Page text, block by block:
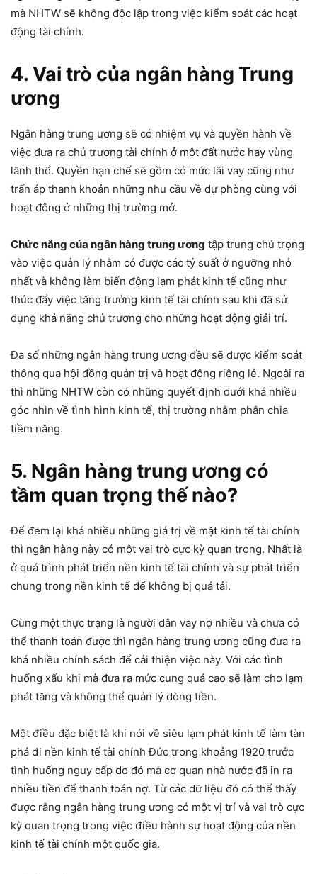
mà NHTW sẽ không độc lập trong việc kiểm soát các hoạt
động tài chính.
4. Vai trò của ngân hàng Trung
ương
Ngân hàng trung ương sẽ có nhiệm vụ và quyền hành về
việc đưa ra chủ trương tài chính ở một đất nước hay vùng
lãnh thổ. Quyền hạn chế sẽ gồm có mức lãi vay cũng như
trấn áp thanh khoản những nhu cầu về dự phòng cùng với
hoạt động ở những thị trường mở.
Chức năng của ngân hàng trung ương tập trung chú trọng
vào việc quản lý nhằm có được các tỷ suất ở ngưỡng nhỏ
nhất và không làm biến động lạm phát kinh tế cũng như
thúc đẩy việc tăng trưởng kinh tế tài chính sau khi đã sử
dụng khả năng chủ trương cho những hoạt động giải trí.
Đa số những ngân hàng trung ương đều sẽ được kiểm soát
thông qua hội đồng quản trị và hoạt động riêng lẻ. Ngoài ra
thì những NHTW còn có những quyết định dưới khá nhiều
góc nhìn về tình hình kinh tế, thị trường nhằm phân chia
tiềm năng.
5. Ngân hàng trung ương có
tầm quan trọng thế nào?
Để đem lại khá nhiều những giá trị về mặt kinh tế tài chính
thì ngân hàng này có một vai trò cực kỳ quan trọng. Nhất là
ở quá trình phát triển nền kinh tế tài chính và sự phát triển
chung trong nền kinh tế để không bị quá tải.
Cùng một thực trạng là người dân vay nợ nhiều và chưa có
thể thanh toán được thì ngân hàng trung ương cũng đưa ra
khá nhiều chính sách để cải thiện việc này. Với các tình
huống xấu khi mà đưa ra mức cung quá cao sẽ làm cho lạm
phát tăng và không thể quản lý dòng tiền.
Một điều đặc biệt là khi nói về siêu lạm phát kinh tế làm tàn
phá đi nền kinh tế tài chính Đức trong khoảng 1920 trước
tình huống nguy cấp do đó mà cơ quan nhà nước đã in ra
nhiều tiền để thanh toán nợ. Từ các dữ liệu đó có thể thấy
được rằng ngân hàng trung ương có một vị trí và vai trò cực
kỳ quan trọng trong việc điều hành sự hoạt động của nền
kinh tế tài chính một quốc gia.